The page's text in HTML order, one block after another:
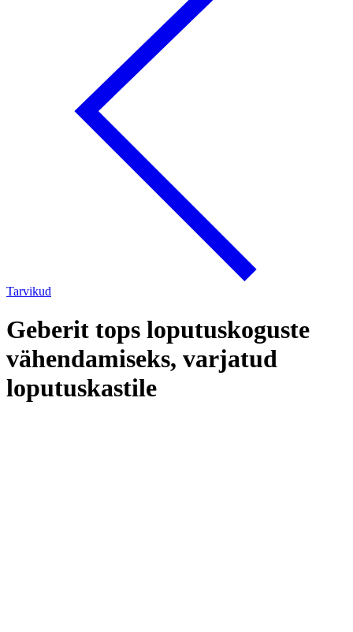
Tarvikud
Geberit tops loputuskoguste
vähendamiseks, varjatud
loputuskastile